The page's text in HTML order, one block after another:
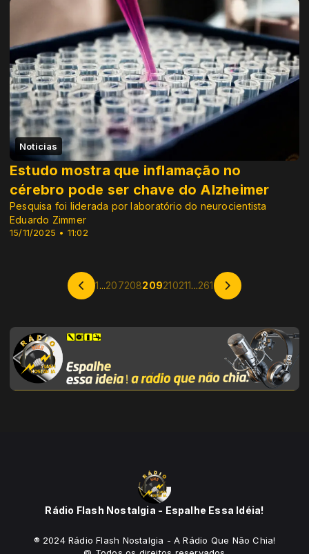
Noticias
15/11/2025 • 11:02
Estudo mostra que inflamação no
cérebro pode ser chave do Alzheimer
Pesquisa foi liderada por laboratório do neurocientista
Eduardo Zimmer
1...207208209210211...261
Rádio Flash Nostalgia - Espalhe Essa Idéia!
® 2024 Rádio Flash Nostalgia - A Rádio Que Não Chia!